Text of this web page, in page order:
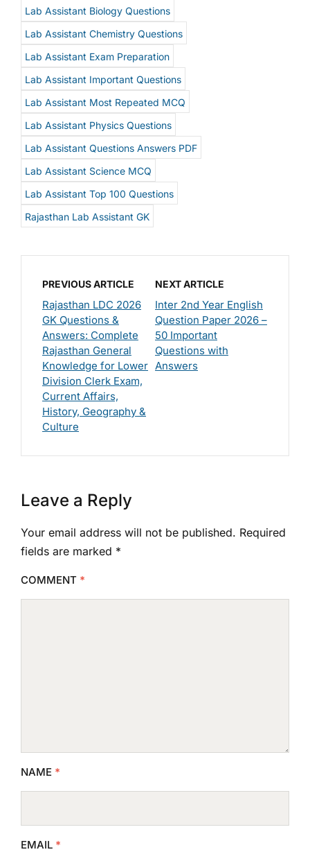
Lab Assistant Biology Questions
Lab Assistant Chemistry Questions
Lab Assistant Exam Preparation
Lab Assistant Important Questions
Lab Assistant Most Repeated MCQ
Lab Assistant Physics Questions
Lab Assistant Questions Answers PDF
Lab Assistant Science MCQ
Lab Assistant Top 100 Questions
Rajasthan Lab Assistant GK
PREVIOUS ARTICLE
Rajasthan LDC 2026
GK Questions &
Answers: Complete
Rajasthan General
Knowledge for Lower
Division Clerk Exam,
Current Affairs,
History, Geography &
Culture
NEXT ARTICLE
Inter 2nd Year English
Question Paper 2026 –
50 Important
Questions with
Answers
Leave a Reply
Your email address will not be published. Required
fields are marked *
COMMENT *
NAME *
EMAIL *